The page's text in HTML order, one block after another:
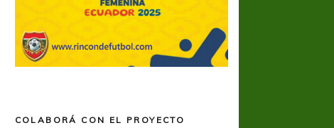
COLABORÁ CON EL PROYECTO